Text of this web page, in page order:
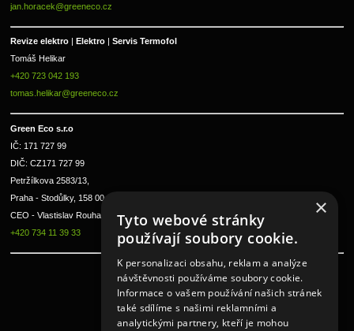
jan.horacek@greeneco.cz
Revize elektro Elektro
Servis Termofol
Tomáš Helikar
+420 723 042 193
tomas.helikar@greeneco.cz
Green Eco s.r.o
IČ: 171 727 99
DIČ: CZ171 727 99
Petržílkova 2583/13,
Praha - Stodůlky, 158 00
CEO - Vlastislav Rouha ml.
+420 734 11 39 33
×
Tyto webové stránky
používají soubory cookie.
K personalizaci obsahu, reklam a analýze
návštěvnosti používáme soubory cookie.
Informace o vašem používání našich stránek
také sdílíme s našimi reklamními a
analytickými partnery, kteří je mohou